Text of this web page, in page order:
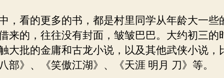
，看的更多的书，都是村里同学从年龄大一些
来的，往往没有封面，皱皱巴巴。大约初三的
大批的金庸和古龙小说，以及其他武侠小说，
部》、《笑傲江湖》、《天涯 明月 刀》等。